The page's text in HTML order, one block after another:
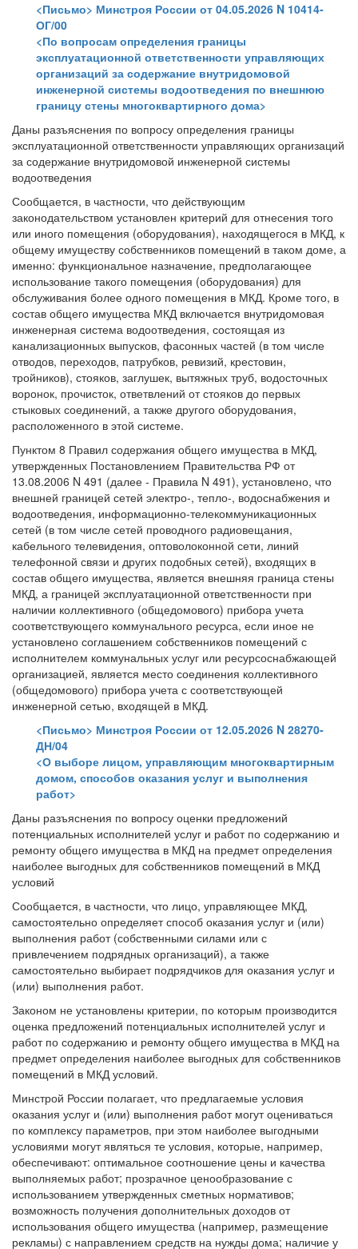
<Письмо> Минстроя России от 04.05.2026 N 10414-
ОГ/00
<По вопросам определения границы
эксплуатационной ответственности управляющих
организаций за содержание внутридомовой
инженерной системы водоотведения по внешнюю
границу стены многоквартирного дома>
Даны разъяснения по вопросу определения границы
эксплуатационной ответственности управляющих организаций
за содержание внутридомовой инженерной системы
водоотведения
Сообщается, в частности, что действующим
законодательством установлен критерий для отнесения того
или иного помещения (оборудования), находящегося в МКД, к
общему имуществу собственников помещений в таком доме, а
именно: функциональное назначение, предполагающее
использование такого помещения (оборудования) для
обслуживания более одного помещения в МКД. Кроме того, в
состав общего имущества МКД включается внутридомовая
инженерная система водоотведения, состоящая из
канализационных выпусков, фасонных частей (в том числе
отводов, переходов, патрубков, ревизий, крестовин,
тройников), стояков, заглушек, вытяжных труб, водосточных
воронок, прочисток, ответвлений от стояков до первых
стыковых соединений, а также другого оборудования,
расположенного в этой системе.
Пунктом 8 Правил содержания общего имущества в МКД,
утвержденных Постановлением Правительства РФ от
13.08.2006 N 491 (далее - Правила N 491), установлено, что
внешней границей сетей электро-, тепло-, водоснабжения и
водоотведения, информационно-телекоммуникационных
сетей (в том числе сетей проводного радиовещания,
кабельного телевидения, оптоволоконной сети, линий
телефонной связи и других подобных сетей), входящих в
состав общего имущества, является внешняя граница стены
МКД, а границей эксплуатационной ответственности при
наличии коллективного (общедомового) прибора учета
соответствующего коммунального ресурса, если иное не
установлено соглашением собственников помещений с
исполнителем коммунальных услуг или ресурсоснабжающей
организацией, является место соединения коллективного
(общедомового) прибора учета с соответствующей
инженерной сетью, входящей в МКД.
<Письмо> Минстроя России от 12.05.2026 N 28270-
ДН/04
<О выборе лицом, управляющим многоквартирным
домом, способов оказания услуг и выполнения
работ>
Даны разъяснения по вопросу оценки предложений
потенциальных исполнителей услуг и работ по содержанию и
ремонту общего имущества в МКД на предмет определения
наиболее выгодных для собственников помещений в МКД
условий
Сообщается, в частности, что лицо, управляющее МКД,
самостоятельно определяет способ оказания услуг и (или)
выполнения работ (собственными силами или с
привлечением подрядных организаций), а также
самостоятельно выбирает подрядчиков для оказания услуг и
(или) выполнения работ.
Законом не установлены критерии, по которым производится
оценка предложений потенциальных исполнителей услуг и
работ по содержанию и ремонту общего имущества в МКД на
предмет определения наиболее выгодных для собственников
помещений в МКД условий.
Минстрой России полагает, что предлагаемые условия
оказания услуг и (или) выполнения работ могут оцениваться
по комплексу параметров, при этом наиболее выгодными
условиями могут являться те условия, которые, например,
обеспечивают: оптимальное соотношение цены и качества
выполняемых работ; прозрачное ценообразование с
использованием утвержденных сметных нормативов;
возможность получения дополнительных доходов от
использования общего имущества (например, размещение
рекламы) с направлением средств на нужды дома; наличие у